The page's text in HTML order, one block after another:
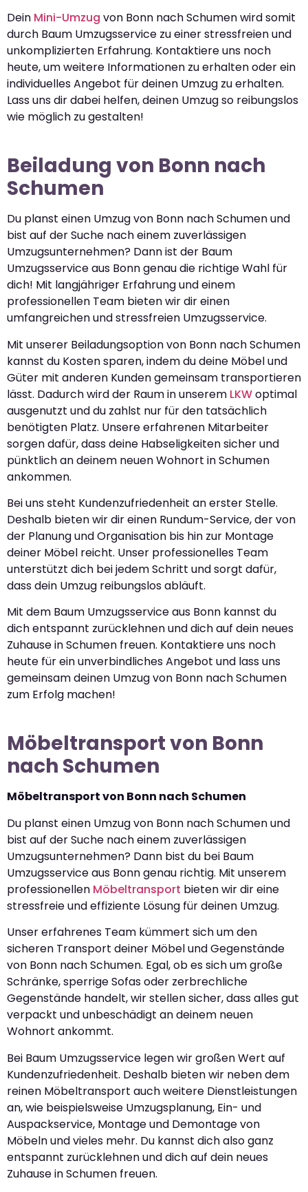
Dein Mini-Umzug von Bonn nach Schumen wird somit
durch Baum Umzugsservice zu einer stressfreien und
unkomplizierten Erfahrung. Kontaktiere uns noch
heute, um weitere Informationen zu erhalten oder ein
individuelles Angebot für deinen Umzug zu erhalten.
Lass uns dir dabei helfen, deinen Umzug so reibungslos
wie möglich zu gestalten!
Beiladung von Bonn nach
Schumen
Du planst einen Umzug von Bonn nach Schumen und
bist auf der Suche nach einem zuverlässigen
Umzugsunternehmen? Dann ist der Baum
Umzugsservice aus Bonn genau die richtige Wahl für
dich! Mit langjähriger Erfahrung und einem
professionellen Team bieten wir dir einen
umfangreichen und stressfreien Umzugsservice.
Mit unserer Beiladungsoption von Bonn nach Schumen
kannst du Kosten sparen, indem du deine Möbel und
Güter mit anderen Kunden gemeinsam transportieren
lässt. Dadurch wird der Raum in unserem LKWoptimal
ausgenutzt und du zahlst nur für den tatsächlich
benötigten Platz. Unsere erfahrenen Mitarbeiter
sorgen dafür, dass deine Habseligkeiten sicher und
pünktlich an deinem neuen Wohnort in Schumen
ankommen.
Bei uns steht Kundenzufriedenheit an erster Stelle.
Deshalb bieten wir dir einen Rundum-Service, der von
der Planung und Organisation bis hin zur Montage
deiner Möbel reicht. Unser professionelles Team
unterstützt dich bei jedem Schritt und sorgt dafür,
dass dein Umzug reibungslos abläuft.
Mit dem Baum Umzugsservice aus Bonn kannst du
dich entspannt zurücklehnen und dich auf dein neues
Zuhause in Schumen freuen. Kontaktiere uns noch
heute für ein unverbindliches Angebot und lass uns
gemeinsam deinen Umzug von Bonn nach Schumen
zum Erfolg machen!
Möbeltransport von Bonn
nach Schumen
Möbeltransport von Bonn nach Schumen
Du planst einen Umzug von Bonn nach Schumen und
bist auf der Suche nach einem zuverlässigen
Umzugsunternehmen? Dann bist du bei Baum
Umzugsservice aus Bonn genau richtig. Mit unserem
professionellen Möbeltransport bieten wir dir eine
stressfreie und effiziente Lösung für deinen Umzug.
Unser erfahrenes Team kümmert sich um den
sicheren Transport deiner Möbel und Gegenstände
von Bonn nach Schumen. Egal, ob es sich um große
Schränke, sperrige Sofas oder zerbrechliche
Gegenstände handelt, wir stellen sicher, dass alles gut
verpackt und unbeschädigt an deinem neuen
Wohnort ankommt.
Bei Baum Umzugsservice legen wir großen Wert auf
Kundenzufriedenheit. Deshalb bieten wir neben dem
reinen Möbeltransport auch weitere Dienstleistungen
an, wie beispielsweise Umzugsplanung, Ein- und
Auspackservice, Montage und Demontage von
Möbeln und vieles mehr. Du kannst dich also ganz
entspannt zurücklehnen und dich auf dein neues
Zuhause in Schumen freuen.